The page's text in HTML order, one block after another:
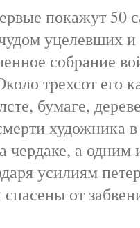
покажут
уцелевших
собрание
трехсот его
бумаге,
художника
чердаке, а одним
усилиям
от